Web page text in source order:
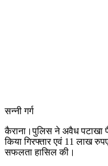
सन्नी गर्ग
कैराना।पुलिस ने अवैध पटाखा
किया गिरफ्तार एवं 11 लाख
सफलता हासिल की।